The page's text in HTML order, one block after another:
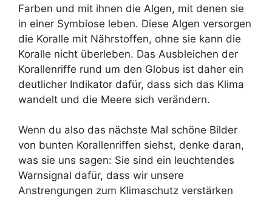
Farben und mit ihnen die Algen, mit denen sie
in einer Symbiose leben. Diese Algen versorgen
die Koralle mit Nährstoffen, ohne sie kann die
Koralle nicht überleben. Das Ausbleichen der
Korallenriffe rund um den Globus ist daher ein
deutlicher Indikator dafür, dass sich das Klima
wandelt und die Meere sich verändern.
Wenn du also das nächste Mal schöne Bilder
von bunten Korallenriffen siehst, denke daran,
was sie uns sagen: Sie sind ein leuchtendes
Warnsignal dafür, dass wir unsere
Anstrengungen zum Klimaschutz verstärken